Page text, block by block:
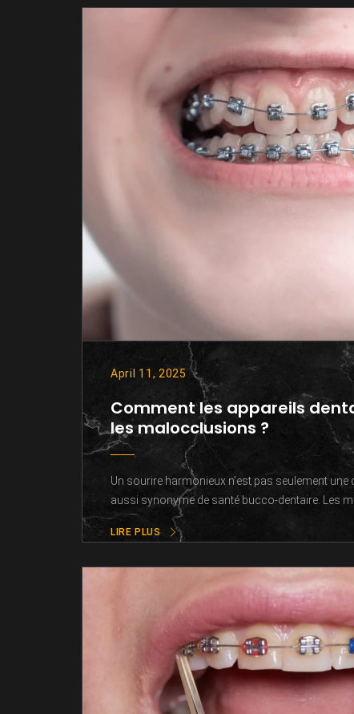
April 11, 2025
Comment les appareils
les malocclusions ?
Un sourire harmonieux n’est pas seulement une
aussi synonyme de santé bucco-dentaire. Les
LIRE PLUS